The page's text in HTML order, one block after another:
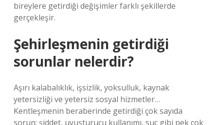
bireylere getirdiği değişimler farklı şekillerde
gerçekleşir.
Şehirleşmenin getirdiği
sorunlar nelerdir?
Aşırı kalabalıklık, işsizlik, yoksulluk, kaynak
yetersizliği ve yetersiz sosyal hizmetler…
Kentleşmenin beraberinde getirdiği çok sayıda
sorun; şiddet, uyuşturucu kullanımı, suç gibi pek çok